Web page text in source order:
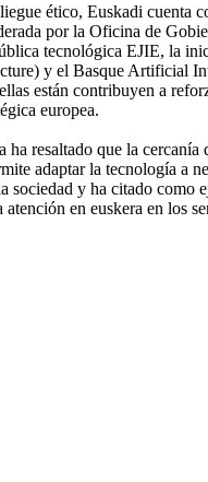
ético, Euskadi cuenta
por la Oficina de
tecnológica EJIE, la
y el Basque Artificial
están contribuyen a
europea.
ha resaltado que la cercanía
adaptar la tecnología a
sociedad y ha citado como
en euskera en los